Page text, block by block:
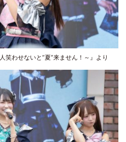
笑わせないと“夏”来ません！～』より